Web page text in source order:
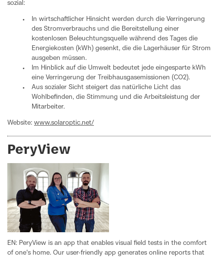
sozial:
In wirtschaftlicher Hinsicht werden durch die Verringerung
des Stromverbrauchs und die Bereitstellung einer
kostenlosen Beleuchtungsquelle während des Tages die
Energiekosten (kWh) gesenkt, die die Lagerhäuser für Strom
ausgeben müssen.
Im Hinblick auf die Umwelt bedeutet jede eingesparte kWh
eine Verringerung der Treibhausgasemissionen (CO2).
Aus sozialer Sicht steigert das natürliche Licht das
Wohlbefinden, die Stimmung und die Arbeitsleistung der
Mitarbeiter.
Website: www.solaroptic.net/
PeryView
EN: PeryView is an app that enables visual field tests in the comfort
of one's home. Our user-friendly app generates online reports that